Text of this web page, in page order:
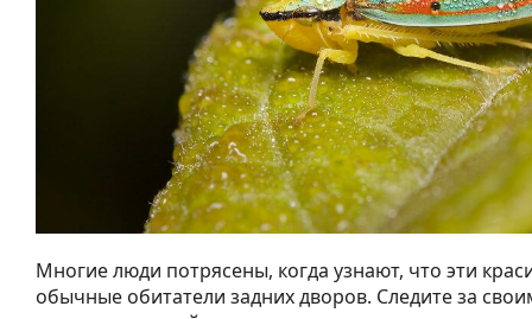
Многие люди потрясены, когда узнают, что эти
обычные обитатели задних дворов. Следите за